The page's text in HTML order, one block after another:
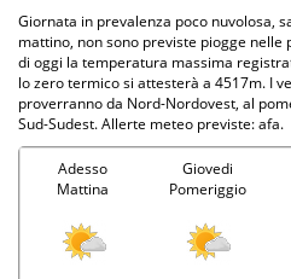
Giornata in prevalenza poco nuvolosa,
mattino, non sono previste piogge
di oggi la temperatura massima
lo zero termico si attesterà a 4517m. I
proverranno da Nord-Nordovest, al
Sud-Sudest. Allerte meteo previste: afa.
Adesso
Mattina
Giovedi
Pomeriggio